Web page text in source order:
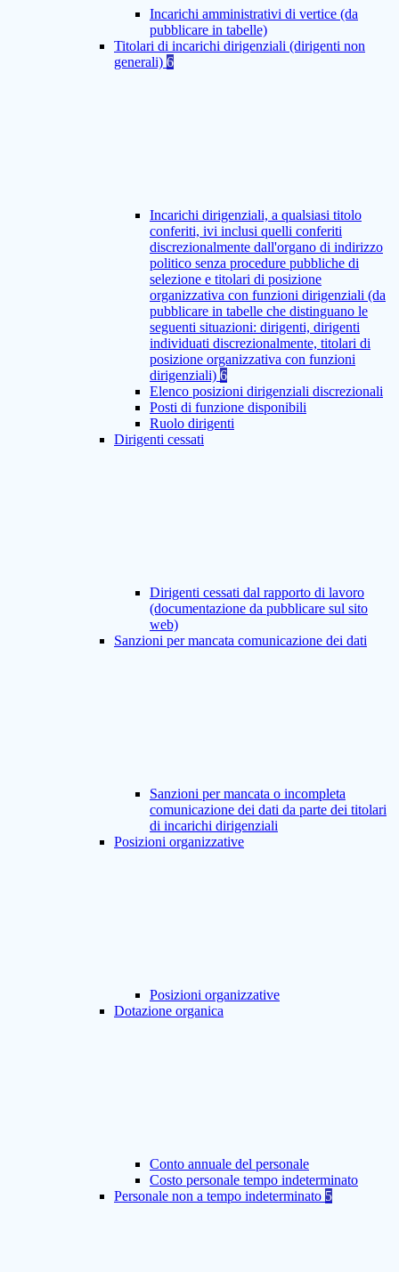
Incarichi amministrativi di vertice (da
pubblicare in tabelle)
Titolari di incarichi dirigenziali (dirigenti non
generali) 6
Incarichi dirigenziali, a qualsiasi titolo
conferiti, ivi inclusi quelli conferiti
discrezionalmente dall'organo di indirizzo
politico senza procedure pubbliche di
selezione e titolari di posizione
organizzativa con funzioni dirigenziali (da
pubblicare in tabelle che distinguano le
seguenti situazioni: dirigenti, dirigenti
individuati discrezionalmente, titolari di
posizione organizzativa con funzioni
dirigenziali) 6
Elenco posizioni dirigenziali discrezionali
Posti di funzione disponibili
Ruolo dirigenti
Dirigenti cessati
Dirigenti cessati dal rapporto di lavoro
(documentazione da pubblicare sul sito
web)
Sanzioni per mancata comunicazione dei dati
Sanzioni per mancata o incompleta
comunicazione dei dati da parte dei titolari
di incarichi dirigenziali
Posizioni organizzative
Posizioni organizzative
Dotazione organica
Conto annuale del personale
Costo personale tempo indeterminato
Personale non a tempo indeterminato 5